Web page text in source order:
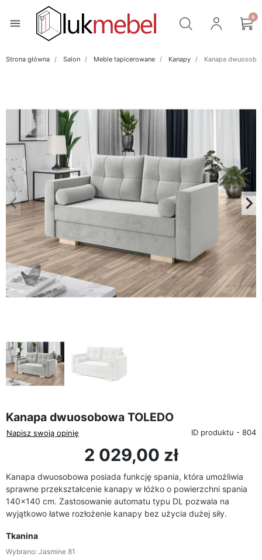
menu 0
Strona główna Salon Meble tapicerowane Kanapy Kanapa
Poprzedni
keyboard_arrow_left keyboard_arrow_right
Kanapa dwuosobowa TOLEDO
Napisz swoją opinię ID produktu - 804
2 029,00 zł
Kanapa dwuosobowa posiada funkcję spania, która umożliwia
sprawne przekształcenie kanapy w łóżko o powierzchni spania
140x140 cm. Zastosowanie automatu typu DL pozwala na
wyjątkowo łatwe rozłożenie kanapy bez użycia dużej siły.
Tkanina
Wybrano: Jasmine 81